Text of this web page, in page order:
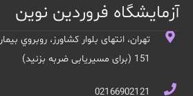
آزمایشگاه فروردین نوین
تهران، انتهای بلوار کشاورز، روبروي
151 (برای مسیریابی ضربه بزنید)
02166902121